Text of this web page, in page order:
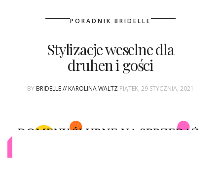
PORADNIK BRIDELLE
Stylizacje weselne dla
druhen i gości
BY BRIDELLE // KAROLINA WALTZ PIĄTEK, 29 STYCZNIA, 2021